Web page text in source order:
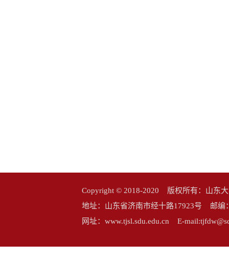
Copyright © 2018-2020 版权所有：山东
地址：山东省济南市经十路17923号 邮
网址：www.tjsl.sdu.edu.cn E-